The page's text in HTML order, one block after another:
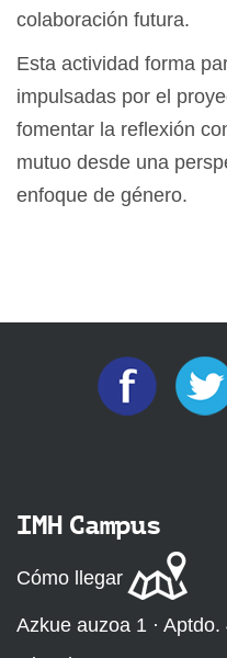
colaboración futura.
Esta actividad forma
impulsadas por el
fomentar la reflexión
mutuo desde una
enfoque de género.
IMH Campus
Cómo llegar
Azkue auzoa 1 · Aptdo.